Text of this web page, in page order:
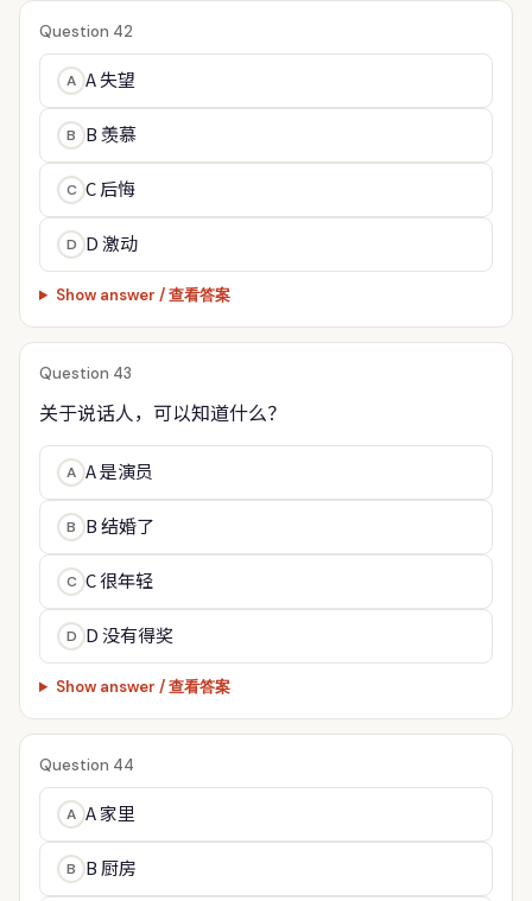
Question 42
A A 失望
B B 羡慕
C C 后悔
D D 激动
Show answer / 查看答案
Question 43
关于说话人，可以知道什么？
A A 是演员
B B 结婚了
C C 很年轻
D D 没有得奖
Show answer / 查看答案
Question 44
A A 家里
B B 厨房